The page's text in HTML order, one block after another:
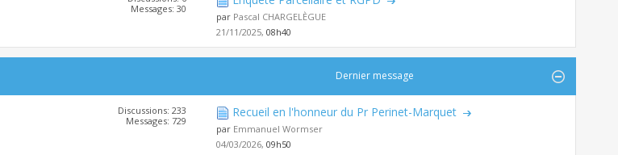
Messages: 30
par Pascal CHARGELÈGUE
21/11/2025,08h40
Dernier message
Discussions: 233
Messages: 729
Recueil en l'honneur du Pr Perinet-Marquet
par Emmanuel Wormser
04/03/2026,09h50